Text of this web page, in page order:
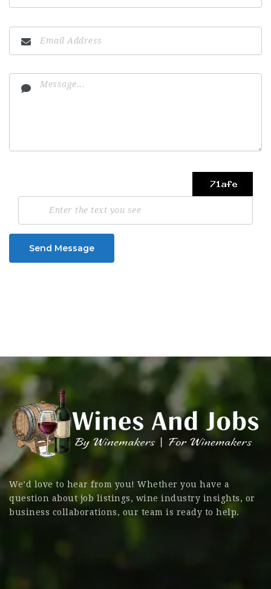
Send Message
We’d love to hear from you! Whether you have a
question about job listings, wine industry insights, or
business collaborations, our team is ready to help.